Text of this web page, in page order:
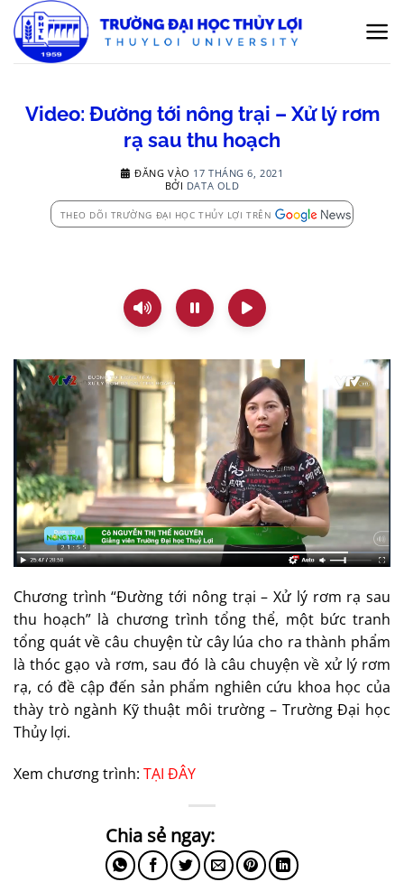
qua
nội
Video: Đường tới nông trại – Xử lý rơm
rạ sau thu hoạch
ĐĂNG VÀO 17 THÁNG 6, 2021
BỞI DATA OLD
THEO DÕI TRƯỜNG ĐẠI HỌC THỦY LỢI TRÊN
Chương trình “Đường tới nông trại – Xử lý rơm rạ sau
thu hoạch” là chương trình tổng thể, một bức tranh
tổng quát về câu chuyện từ cây lúa cho ra thành phẩm
là thóc gạo và rơm, sau đó là câu chuyện về xử lý rơm
rạ, có đề cập đến sản phẩm nghiên cứu khoa học của
thày trò ngành Kỹ thuật môi trường – Trường Đại học
Thủy lợi.
Xem chương trình: TẠI ĐÂY